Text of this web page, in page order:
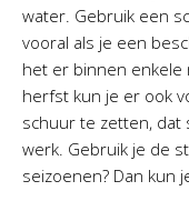
water. Gebruik een
vooral als je een
het er binnen enkele
herfst kun je er ook
schuur te zetten, dat
werk. Gebruik je de
seizoenen? Dan kun